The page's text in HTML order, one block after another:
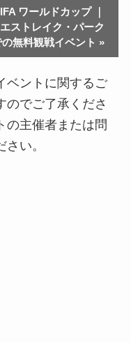
ワールドカップ ｜
ストレイク・パーク
の無料観戦イベント »
ベントに関するご
のでご了承くださ
の主催者または問
い。